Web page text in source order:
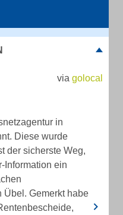
via golocal
in
Diese wurde
der sicherste Weg,
Information ein
Übel. Gemerkt habe